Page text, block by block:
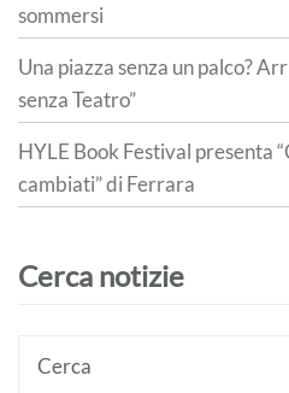
sommersi
Una piazza senza un palco?
senza Teatro”
HYLE Book Festival presenta
cambiati” di Ferrara
Cerca notizie